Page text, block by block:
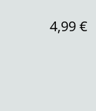
4,99 €